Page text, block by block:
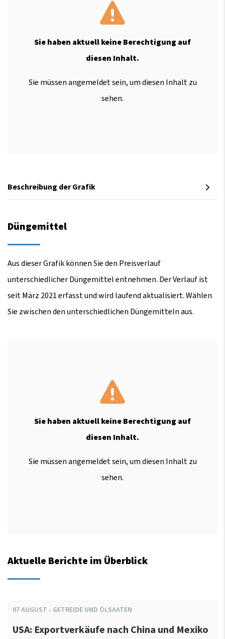
Sie haben aktuell keine Berechtigung auf
diesen Inhalt.
Sie müssen angemeldet sein, um diesen Inhalt zu
sehen.
Beschreibung der Grafik
Düngemittel
Aus dieser Grafik können Sie den Preisverlauf
unterschiedlicher Düngemittel entnehmen. Der Verlauf ist
seit März 2021 erfasst und wird laufend aktualisiert. Wählen
Sie zwischen den unterschiedlichen Düngemitteln aus.
Sie haben aktuell keine Berechtigung auf
diesen Inhalt.
Sie müssen angemeldet sein, um diesen Inhalt zu
sehen.
Aktuelle Berichte im Überblick
07AUGUST - GETREIDE UND ÖLSAATEN
USA: Exportverkäufe nach China und Mexiko